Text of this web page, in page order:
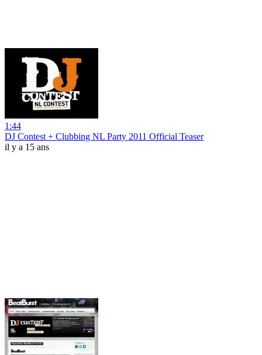
1:44
DJ Contest + Clubbing NL Party 2011 Official Teaser
il y a 15 ans